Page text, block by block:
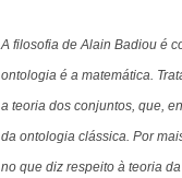
A filosofia de Alain Badiou é
ontologia é a matemática.
a teoria dos conjuntos, que,
da ontologia clássica. Por
no que diz respeito à teoria